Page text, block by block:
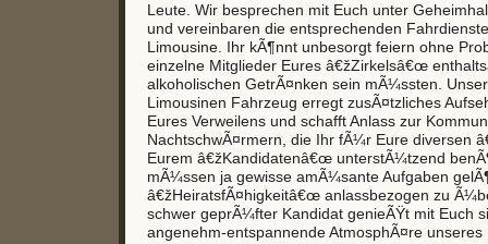
Leute. Wir besprechen mit Euch unter
und vereinbaren die entsprechenden
Limousine. Ihr kÃ¶nnt unbesorgt feiern ohne
einzelne Mitglieder Eures â€žZirkelsâ€œ
alkoholischen GetrÃ¤nken sein mÃ¼ssten.
Limousinen Fahrzeug erregt zusÃ¤tzliches
Eures Verweilens und schafft Anlass zur
NachtschwÃ¤rmern, die Ihr fÃ¼r Eure diversen
Eurem â€žKandidatenâ€œ unterstÃ¼tzend
mÃ¼ssen ja gewisse amÃ¼sante Aufgaben
â€žHeiratsfÃ¤higkeitâ€œ anlassbezogen zu
schwer geprÃ¼fter Kandidat genieÃŸt mit Euch
angenehm-entspannende AtmosphÃ¤re unseres